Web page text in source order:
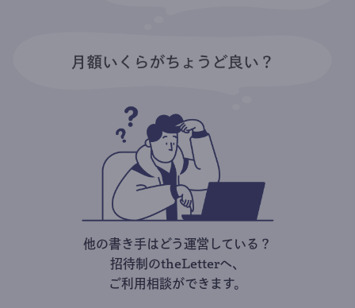
他の書き手はどう運営している？
招待制のtheLetterへ、
ご利用相談ができます。